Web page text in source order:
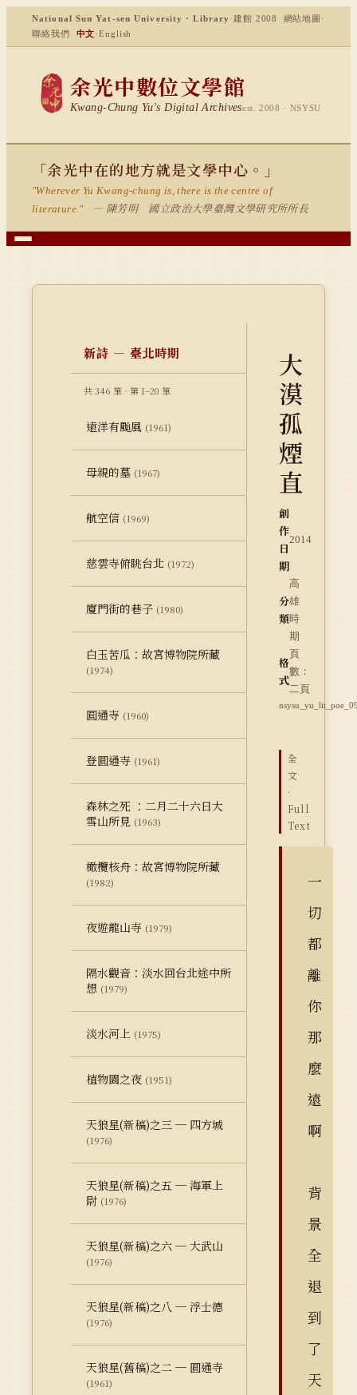
National Sun Yat-sen University · Library ·建館 2008 網站地圖 ·
聯絡我們
中文·English
余光中數位文學館
Kwang-Chung Yu's Digital Archivesest. 2008 · NSYSU
「余光中在的地方就是文學中心。」
"Wherever Yu Kwang-chung is, there is the centre of
literature."
— 陳芳明 國立政治大學臺灣文學研究所所長
新詩 — 臺北時期
共 346 筆 · 第 1–20 筆
遠洋有颱風 (1961)
母親的墓 (1967)
航空信 (1969)
慈雲寺俯眺台北 (1972)
廈門街的巷子 (1980)
白玉苦瓜：故宮博物院所藏
(1974)
圓通寺 (1960)
登圓通寺 (1961)
森林之死 ：二月二十六日大
雪山所見 (1963)
橄欖核舟：故宮博物院所藏
(1982)
夜遊龍山寺 (1979)
隔水觀音：淡水回台北途中所
想 (1979)
淡水河上 (1975)
植物園之夜 (1951)
天狼星(新稿)之三 ─ 四方城
(1976)
天狼星(新稿)之五 ─ 海軍上
尉 (1976)
天狼星(新稿)之六 ─ 大武山
(1976)
天狼星(新稿)之八 ─ 浮士德
(1976)
天狼星(舊稿)之二 ─ 圓通寺
(1961)
大
漠
孤
煙
直
創
作
日
期
2014
分
類
高
雄
時
期
格
式
頁
數：
二頁
全
文
·
Full
Text
一
切
都
離
你
那
麼
遠
啊
背
景
全
退
到
了
天